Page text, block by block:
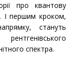
про квантову
І першим кроком,
стануть
спектра.